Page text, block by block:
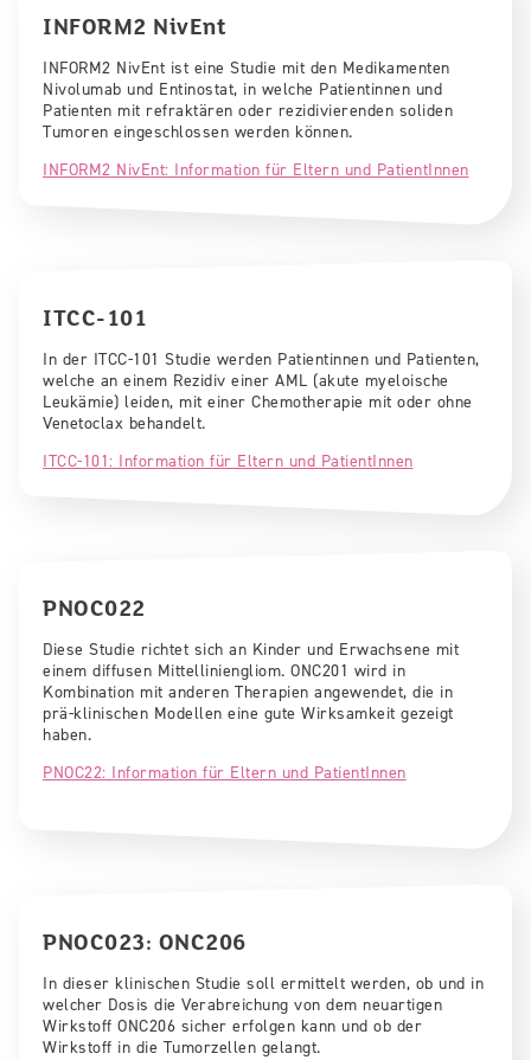
INFORM2 NivEnt
INFORM2 NivEnt ist eine Studie mit den Medikamenten
Nivolumab und Entinostat, in welche Patientinnen und
Patienten mit refraktären oder rezidivierenden soliden
Tumoren eingeschlossen werden können.
INFORM2 NivEnt: Information für Eltern und PatientInnen
ITCC-101
In der ITCC-101 Studie werden Patientinnen und Patienten,
welche an einem Rezidiv einer AML (akute myeloische
Leukämie) leiden, mit einer Chemotherapie mit oder ohne
Venetoclax behandelt.
ITCC-101: Information für Eltern und PatientInnen
PNOC022
Diese Studie richtet sich an Kinder und Erwachsene mit
einem diffusen Mittelliniengliom. ONC201 wird in
Kombination mit anderen Therapien angewendet, die in
prä-klinischen Modellen eine gute Wirksamkeit gezeigt
haben.
PNOC22: Information für Eltern und PatientInnen
PNOC023: ONC206
In dieser klinischen Studie soll ermittelt werden, ob und in
welcher Dosis die Verabreichung von dem neuartigen
Wirkstoff ONC206 sicher erfolgen kann und ob der
Wirkstoff in die Tumorzellen gelangt.